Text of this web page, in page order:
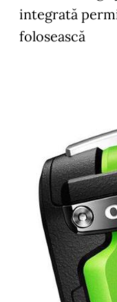
integrată
folosească